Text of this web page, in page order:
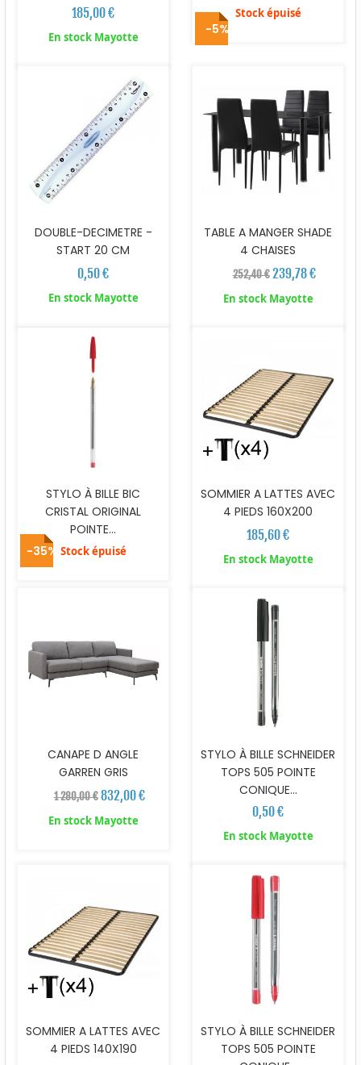
185,00 €
En stock Mayotte
Stock épuisé
DOUBLE-DECIMETRE -
START 20 CM
0,50 €
En stock Mayotte
-5%
TABLE A MANGER SHADE
4 CHAISES
252,40 € 239,78 €
En stock Mayotte
STYLO À BILLE BIC
CRISTAL ORIGINAL
POINTE...
Stock épuisé
SOMMIER A LATTES AVEC
4 PIEDS 160X200
185,60 €
En stock Mayotte
-35%
CANAPE D ANGLE
GARREN GRIS
1 280,00 € 832,00 €
En stock Mayotte
STYLO À BILLE SCHNEIDER
TOPS 505 POINTE
CONIQUE...
0,50 €
En stock Mayotte
SOMMIER A LATTES AVEC
4 PIEDS 140X190
STYLO À BILLE SCHNEIDER
TOPS 505 POINTE